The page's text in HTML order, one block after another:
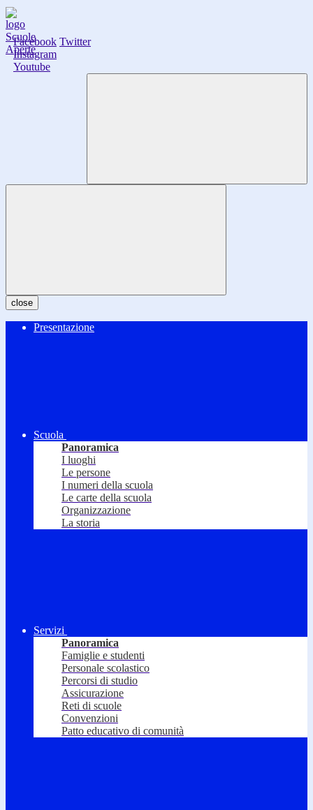
Facebook Twitter
Instagram
Youtube
close
Presentazione
Scuola
Panoramica
I luoghi
Le persone
I numeri della scuola
Le carte della scuola
Organizzazione
La storia
Servizi
Panoramica
Famiglie e studenti
Personale scolastico
Percorsi di studio
Assicurazione
Reti di scuole
Convenzioni
Patto educativo di comunità